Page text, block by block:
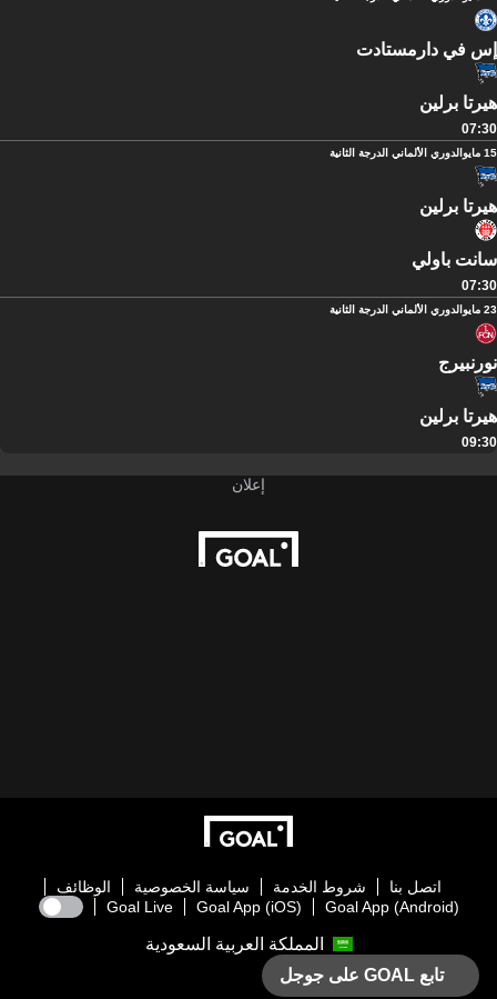
إس في دارمستادت
هيرتا برلين
07:30
15 مايو الدوري الألماني الدرجة الثانية
هيرتا برلين
سانت باولي
07:30
23 مايو الدوري الألماني الدرجة الثانية
نورنبيرج
هيرتا برلين
09:30
اتصل بنا شروط الخدمة سياسة الخصوصية
الوظائف
Goal App (Android)
Goal App (iOS)
Goal Live
المملكة العربية السعودية
تابع GOAL على جوجل